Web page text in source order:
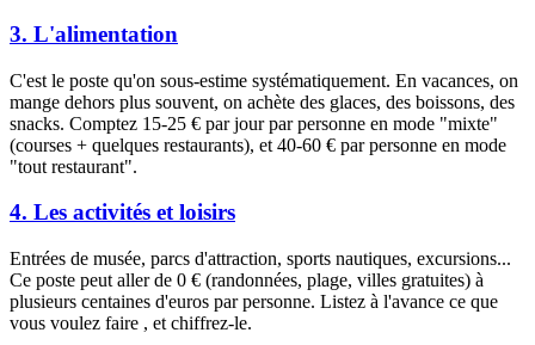
3. L'alimentation
C'est le poste qu'on sous-estime systématiquement. En vacances, on
mange dehors plus souvent, on achète des glaces, des boissons, des
snacks. Comptez 15-25 € par jour par personne en mode "mixte"
(courses + quelques restaurants), et 40-60 € par personne en mode
"tout restaurant".
4. Les activités et loisirs
Entrées de musée, parcs d'attraction, sports nautiques, excursions...
Ce poste peut aller de 0 € (randonnées, plage, villes gratuites) à
plusieurs centaines d'euros par personne. Listez à l'avance ce que
vous voulez faire , et chiffrez-le.